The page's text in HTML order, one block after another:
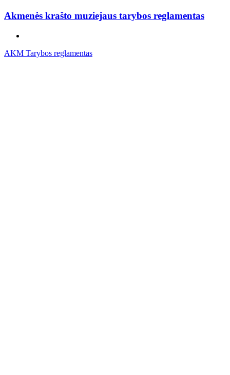
Akmenės krašto muziejaus tarybos reglamentas
AKM Tarybos reglamentas